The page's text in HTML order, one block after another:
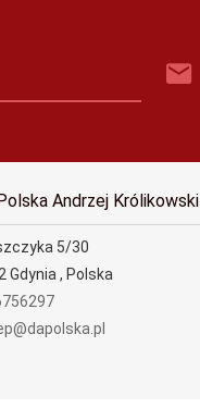
Andrzej Królikowski
5/30
Gdynia , Polska